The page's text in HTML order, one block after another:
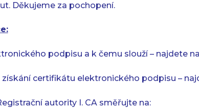
Děkujeme za pochopení.
podpisu a k čemu slouží – najdete na
certifikátu elektronického podpisu –
autority I. CA směřujte na: